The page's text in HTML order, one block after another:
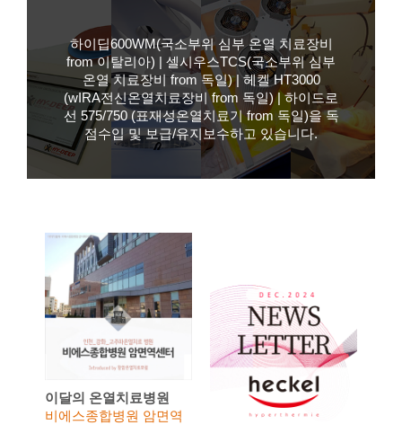
하이딥600WM(국소부위 심부 온열 치료장비
from 이탈리아) | 셀시우스TCS(국소부위 심부
온열 치료장비 from 독일) | 헤켈 HT3000
(wIRA전신온열치료장비 from 독일) | 하이드로
선 575/750 (표재성온열치료기 from 독일)을 독
점수입 및 보급/유지보수하고 있습니다.
이달의 온열치료병원
비에스종합병원 암면역